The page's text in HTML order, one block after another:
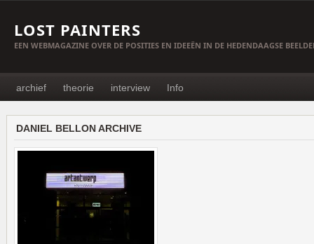
LOST PAINTERS
EEN WEBMAGAZINE OVER DE POSITIES EN IDEEËN IN DE HEDENDAAGSE
archief theorie interview Info
DANIEL BELLON ARCHIVE